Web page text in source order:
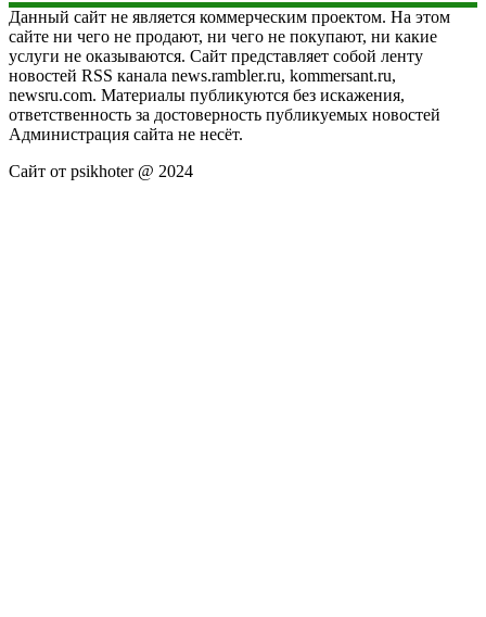
Данный сайт не является коммерческим проектом. На этом
сайте ни чего не продают, ни чего не покупают, ни какие
услуги не оказываются. Сайт представляет собой ленту
новостей RSS канала news.rambler.ru, kommersant.ru,
newsru.com. Материалы публикуются без искажения,
ответственность за достоверность публикуемых новостей
Администрация сайта не несёт.
Сайт от psikhoter @ 2024